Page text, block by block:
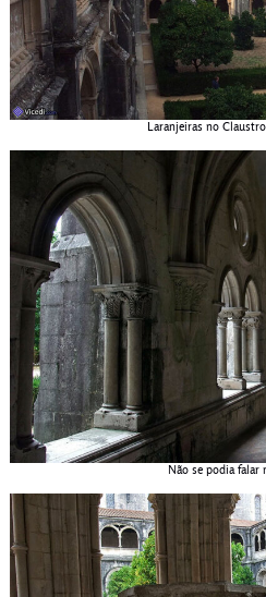
Laranjeiras no
Não se podia falar